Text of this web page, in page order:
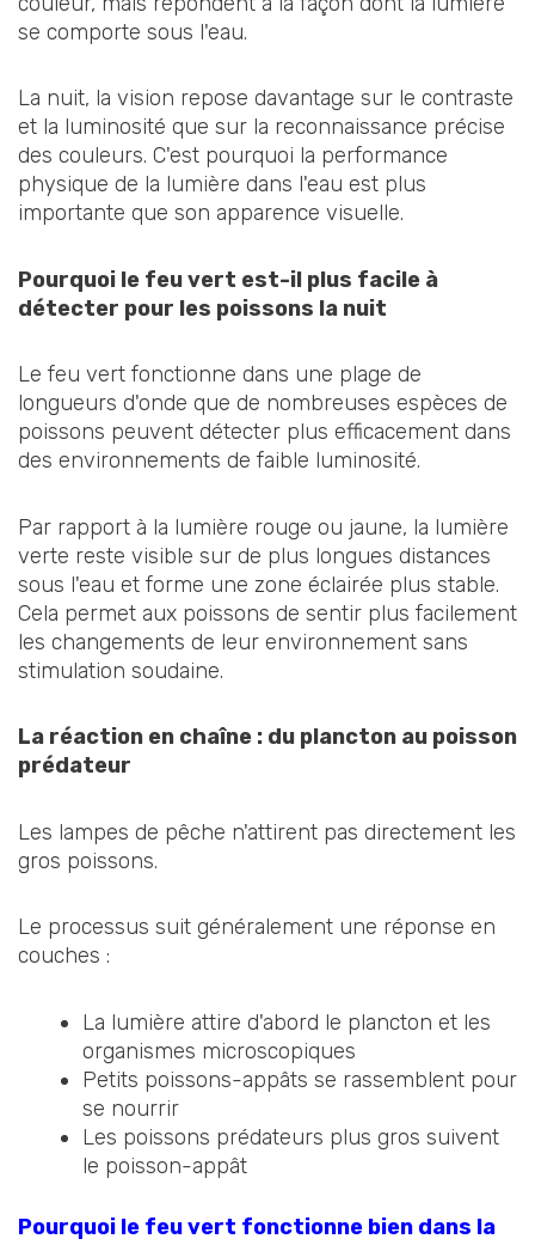
se comporte sous l'eau.
La nuit, la vision repose davantage sur le contraste
et la luminosité que sur la reconnaissance précise
des couleurs. C'est pourquoi la performance
physique de la lumière dans l'eau est plus
importante que son apparence visuelle.
Pourquoi le feu vert est-il plus facile à
détecter pour les poissons la nuit
Le feu vert fonctionne dans une plage de
longueurs d'onde que de nombreuses espèces de
poissons peuvent détecter plus efficacement dans
des environnements de faible luminosité.
Par rapport à la lumière rouge ou jaune, la lumière
verte reste visible sur de plus longues distances
sous l'eau et forme une zone éclairée plus stable.
Cela permet aux poissons de sentir plus facilement
les changements de leur environnement sans
stimulation soudaine.
La réaction en chaîne : du plancton au poisson
prédateur
Les lampes de pêche n'attirent pas directement les
gros poissons.
Le processus suit généralement une réponse en
couches :
La lumière attire d'abord le plancton et les
organismes microscopiques
Petits poissons-appâts se rassemblent pour
se nourrir
Les poissons prédateurs plus gros suivent
le poisson-appât
Pourquoi le feu vert fonctionne bien dans la